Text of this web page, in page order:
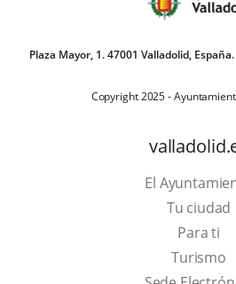
Plaza Mayor, 1. 47001 Valladolid,
Copyright 2025 -
El
Tu ciudad
Para ti
Turismo